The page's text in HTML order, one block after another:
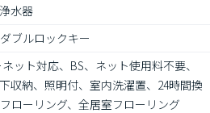
水器
ブルロックキー
ット対応、BS、ネット使用料不要、
収納、照明付、室内洗濯置、24時間換
ローリング、全居室フローリング